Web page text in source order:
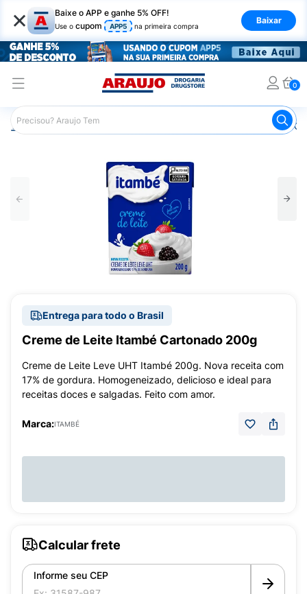
× Baixe o APP e ganhe 5% OFF!
Use o cupom APP5 na primeira compra
Baixar
0
Araujo Mercado Creme de Leite Itambé
Entrega para todo o Brasil
Creme de Leite Itambé Cartonado 200g
Creme de Leite Leve UHT Itambé 200g. Nova receita com
17% de gordura. Homogeneizado, delicioso e ideal para
receitas doces e salgadas. Feito com amor.
Marca:ITAMBÉ
Calcular frete
Informe seu CEP